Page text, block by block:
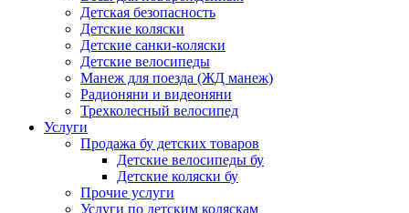
Детская безопасность
Детские коляски
Детские санки-коляски
Детские велосипеды
Манеж для поезда (ЖД манеж)
Радионяни и видеоняни
Трехколесный велосипед
Услуги
Продажа бу детских товаров
Детские велосипеды бу
Детские коляски бу
Прочие услуги
Услуги по детским коляскам